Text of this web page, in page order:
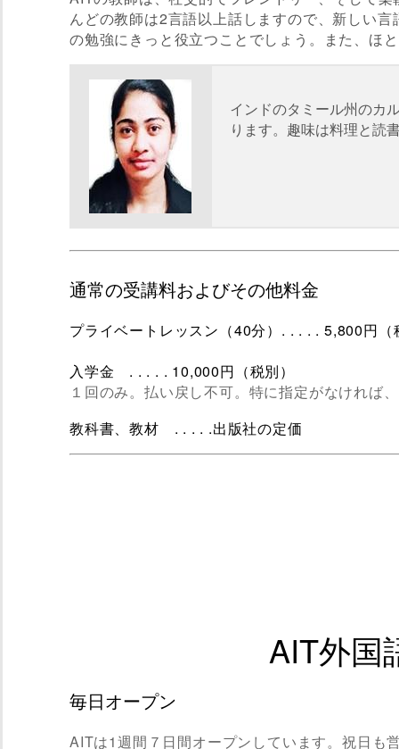
んどの教師は2言語以上話しますので、新しい
の勉強にきっと役立つことでしょう。また、ほ
インドのタミール州のカ
ります。趣味は料理と読
通常の受講料およびその他料金
プライベートレッスン（40分）. . . . . 5,800円（
入学金 . . . . . 10,000円（税別）
１回のみ。払い戻し不可。特に指定がなければ
教科書、教材 . . . . .出版社の定価
AIT外国
毎日オープン
AITは1週間７日間オープンしています。祝日も